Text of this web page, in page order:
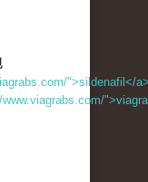
">sildenafil</
www.viagrabs.com/